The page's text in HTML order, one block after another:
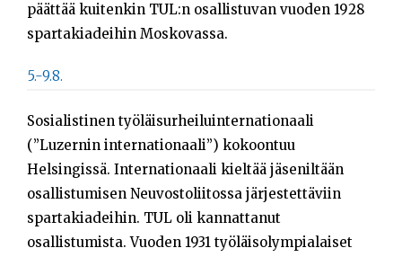
päättää kuitenkin TUL:n osallistuvan vuoden 1928
spartakiadeihin Moskovassa.
5.-9.8.
Sosialistinen työläisurheiluinternationaali
(”Luzernin internationaali”) kokoontuu
Helsingissä. Internationaali kieltää jäseniltään
osallistumisen Neuvostoliitossa järjestettäviin
spartakiadeihin. TUL oli kannattanut
osallistumista. Vuoden 1931 työläisolympialaiset